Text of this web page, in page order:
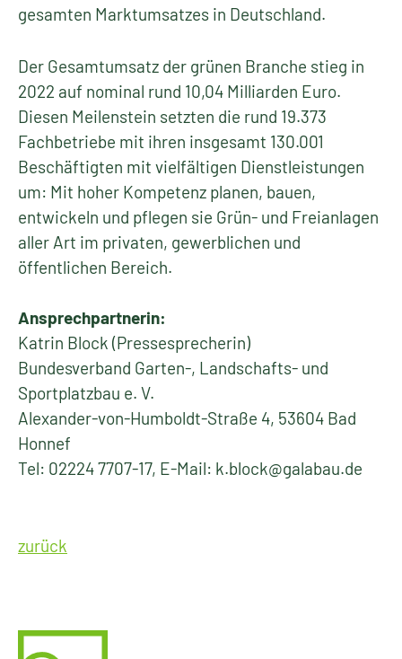
gesamten Marktumsatzes in Deutschland.
Der Gesamtumsatz der grünen Branche stieg in
2022 auf nominal rund 10,04 Milliarden Euro.
Diesen Meilenstein setzten die rund 19.373
Fachbetriebe mit ihren insgesamt 130.001
Beschäftigten mit vielfältigen Dienstleistungen
um: Mit hoher Kompetenz planen, bauen,
entwickeln und pflegen sie Grün- und Freianlagen
aller Art im privaten, gewerblichen und
öffentlichen Bereich.
Ansprechpartnerin:
Katrin Block (Pressesprecherin)
Bundesverband Garten-, Landschafts- und
Sportplatzbau e. V.
Alexander-von-Humboldt-Straße 4, 53604 Bad
Honnef
Tel: 02224 7707-17, E-Mail: k.block@galabau.de
zurück